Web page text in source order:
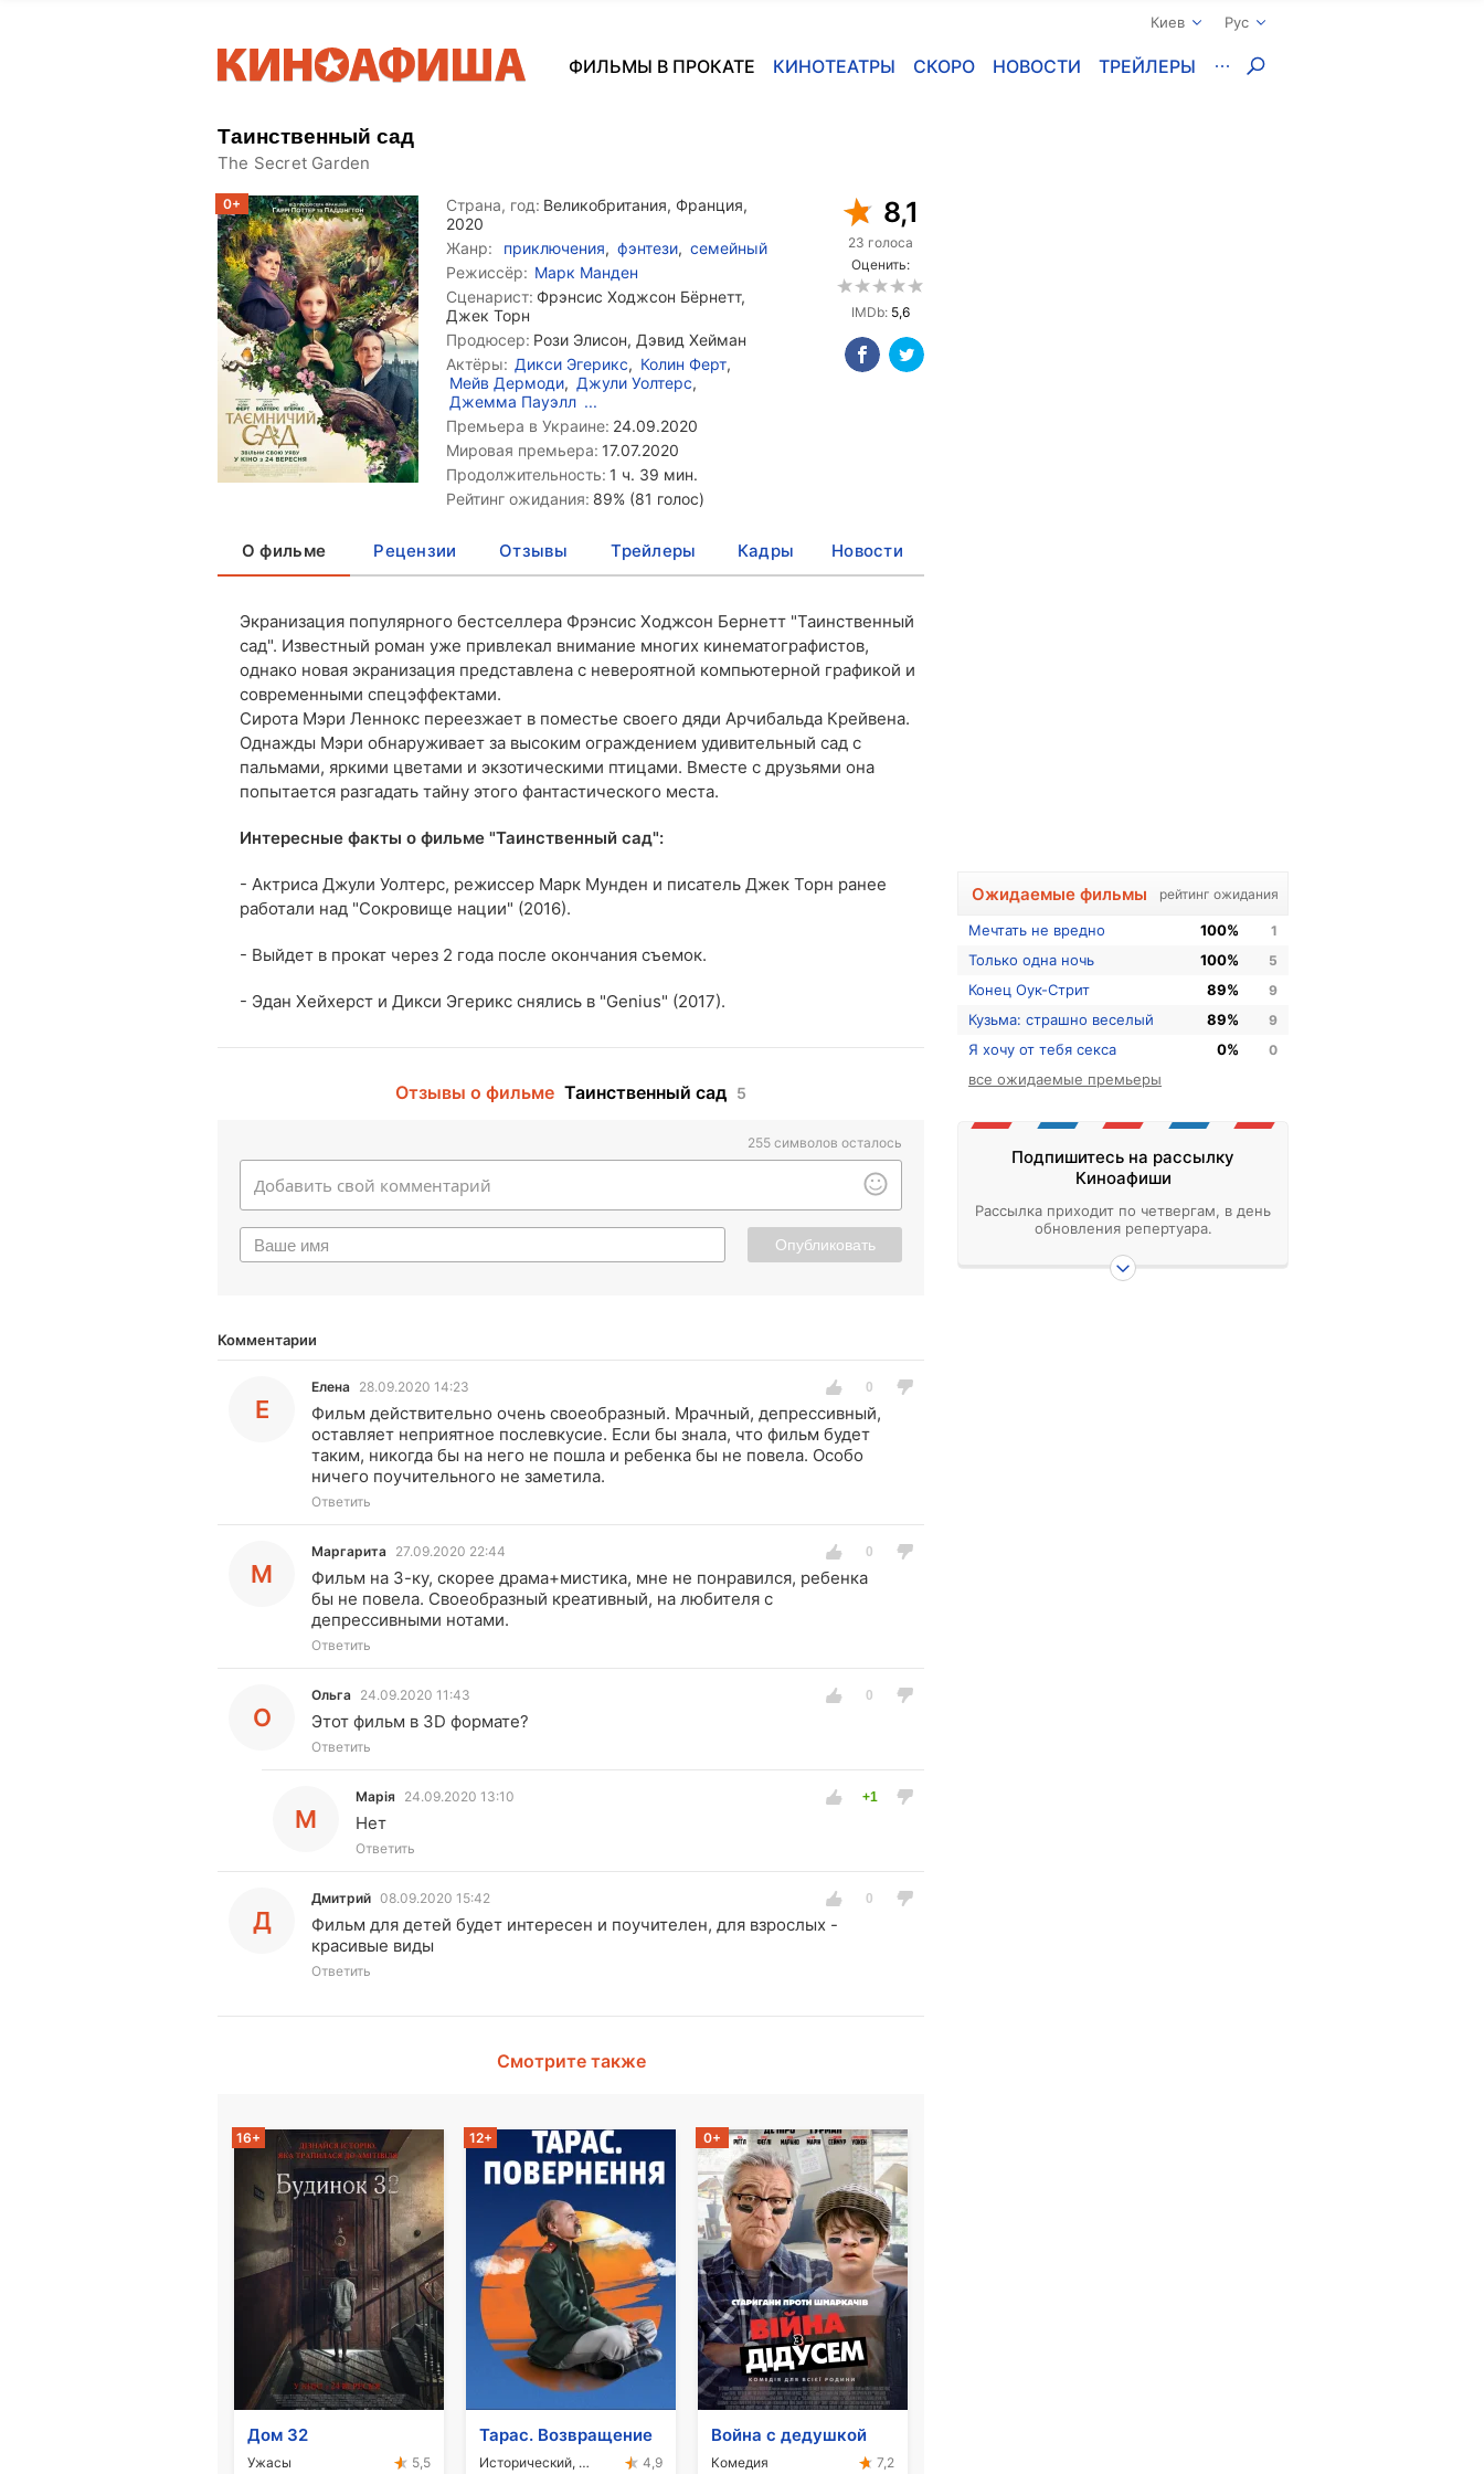
Киев Рус
ФИЛЬМЫ В ПРОКАТЕ КИНОТЕАТРЫ СКОРО НОВОСТИ ТРЕЙЛЕРЫ
Таинственный сад
The Secret Garden
0+ Страна, год: Великобритания, Франция,
2020
Жанр:
приключения, фэнтези, семейный
Режиссёр: Марк Манден
Сценарист: Фрэнсис Ходжсон Бёрнетт,
Джек Торн
Продюсер: Рози Элисон, Дэвид Хейман
Актёры: Дикси Эгерикс, Колин Ферт,
Мейв Дермоди, Джули Уолтерс,
Джемма Пауэлл ...
Премьера в Украине: 24.09.2020
Мировая премьера: 17.07.2020
Продолжительность: 1 ч. 39 мин.
Рейтинг ожидания: 89% (81 голос)
8,1
23 голоса
Оценить:
IMDb: 5,6
О фильме Рецензии Отзывы Трейлеры Кадры Новости
Экранизация популярного бестселлера Фрэнсис Ходжсон Бернетт "Таинственный
сад". Известный роман уже привлекал внимание многих кинематографистов,
однако новая экранизация представлена с невероятной компьютерной графикой и
современными спецэффектами.
Сирота Мэри Леннокс переезжает в поместье своего дяди Арчибальда Крейвена.
Однажды Мэри обнаруживает за высоким ограждением удивительный сад с
пальмами, яркими цветами и экзотическими птицами. Вместе с друзьями она
попытается разгадать тайну этого фантастического места.
Интересные факты о фильме "Таинственный сад":
- Актриса Джули Уолтерс, режиссер Марк Мунден и писатель Джек Торн ранее
работали над "Сокровище нации" (2016).
- Выйдет в прокат через 2 года после окончания съемок.
- Эдан Хейхерст и Дикси Эгерикс снялись в "Genius" (2017).
Отзывы о фильме Таинственный сад 5
255 символов осталось
Опубликовать
Комментарии
Е
Елена 28.09.2020 14:23
Фильм действительно очень своеобразный. Мрачный, депрессивный,
оставляет неприятное послевкусие. Если бы знала, что фильм будет
таким, никогда бы на него не пошла и ребенка бы не повела. Особо
ничего поучительного не заметила.
Ответить
М
Маргарита 27.09.2020 22:44
Фильм на 3-ку, скорее драма+мистика, мне не понравился, ребенка
бы не повела. Своеобразный креативный, на любителя с
депрессивными нотами.
Ответить
О
Ольга 24.09.2020 11:43
Этот фильм в 3D формате?
Ответить
М
Марія 24.09.2020 13:10
Нет
Ответить
Д
Дмитрий 08.09.2020 15:42
Фильм для детей будет интересен и поучителен, для взрослых -
красивые виды
Ответить
Смотрите также
16+
Дом 32
Ужасы
5,5
12+
Тарас. Возвращение
Исторический, Экшн
4,9
0+
Война с дедушкой
Комедия
7,2
Ожидаемые фильмы рейтинг ожидания
Мечтать не вредно 100% 1
Только одна ночь 100% 5
Конец Оук-Стрит 89% 9
Кузьма: страшно веселый 89% 9
Я хочу от тебя секса 0% 0
все ожидаемые премьеры
Подпишитесь на рассылку
Киноафиши
Рассылка приходит по четвергам, в день
обновления репертуара.